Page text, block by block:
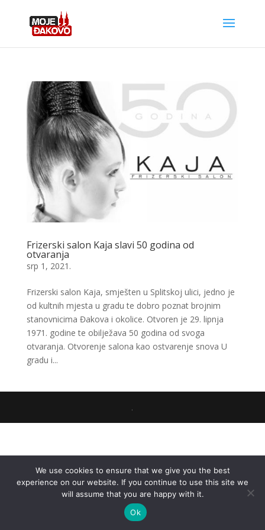
Frizerski salon Kaja slavi 50 godina od
otvaranja
srp 1, 2021.
Frizerski salon Kaja, smješten u Splitskoj ulici, jedno je
od kultnih mjesta u gradu te dobro poznat brojnim
stanovnicima Đakova i okolice. Otvoren je 29. lipnja
1971. godine te obilježava 50 godina od svoga
otvaranja. Otvorenje salona kao ostvarenje snova U
gradu i...
.
We use cookies to ensure that we give you the best
experience on our website. If you continue to use this site we
will assume that you are happy with it.
Ok